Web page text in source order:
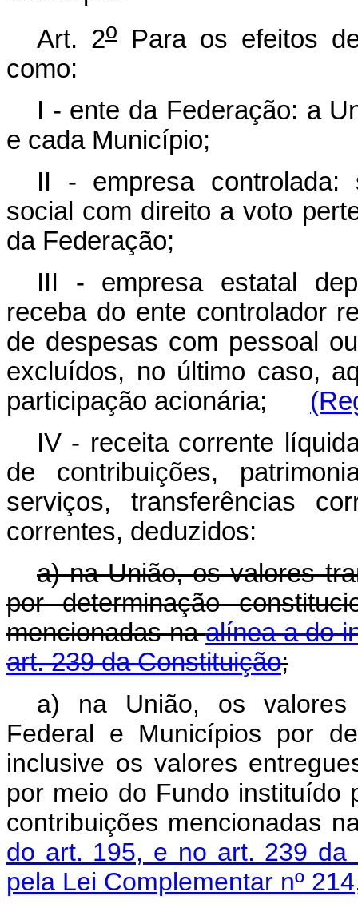
Art. 2o
Para os efeitos
como:
I - ente da Federação: a
e cada Município;
II - empresa controlada:
social com direito a voto
da Federação;
III - empresa estatal
receba do ente controlador
de despesas com pessoal
excluídos, no último caso,
participação acionária;
IV - receita corrente
de contribuições,
serviços, transferências
correntes, deduzidos:
a) na União, os valores
por determinação
mencionadas naalínea a do
art. 239 da Constituição;
a) na União, os valores
Federal e Municípios por
inclusive os valores
por meio do Fundo instituído
contribuições mencionadas
do art. 195, e no art. 239 da
pela Lei Complementar nº